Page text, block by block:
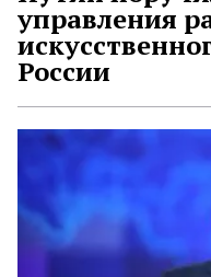
управления
России